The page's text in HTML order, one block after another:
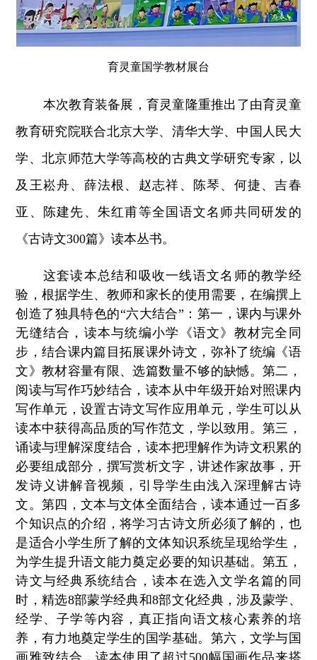
育灵童国学教材展台
本次教育装备展，育灵童隆重推出了由育灵童
教育研究院联合北京大学、清华大学、中国人民大
学、北京师范大学等高校的古典文学研究专家，以
及王崧舟、薛法根、赵志祥、陈琴、何捷、吉春
亚、陈建先、朱红甫等全国语文名师共同研发的
《古诗文300篇》读本丛书。
这套读本总结和吸收一线语文名师的教学经
验，根据学生、教师和家长的使用需要，在编撰上
创造了独具特色的“六大结合”：第一，课内与课外
无缝结合，读本与统编小学《语文》教材完全同
步，结合课内篇目拓展课外诗文，弥补了统编《语
文》教材容量有限、选篇数量不够的缺憾。第二，
阅读与写作巧妙结合，读本从中年级开始对照课内
写作单元，设置古诗文写作应用单元，学生可以从
读本中获得高品质的写作范文，学以致用。第三，
诵读与理解深度结合，读本把理解作为诗文积累的
必要组成部分，撰写赏析文字，讲述作家故事，开
发诗义讲解音视频，引导学生由浅入深理解古诗
文。第四，文本与文体全面结合，读本通过一百多
个知识点的介绍，将学习古诗文所必须了解的，也
是适合小学生所了解的文体知识系统呈现给学生，
为学生提升语文能力奠定必要的知识基础。第五，
诗文与经典系统结合，读本在选入文学名篇的同
时，精选8部蒙学经典和8部文化经典，涉及蒙学、
经学、子学等内容，真正指向语文核心素养的培
养，有力地奠定学生的国学基础。第六，文学与国